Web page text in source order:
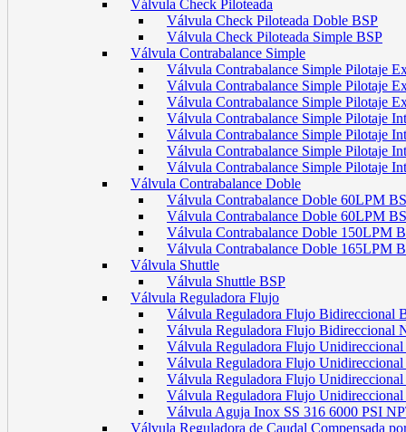
Válvula Check Piloteada
Válvula Check Piloteada Doble BSP
Válvula Check Piloteada Simple BSP
Válvula Contrabalance Simple
Válvula Contrabalance Simple Pilotaje
Válvula Contrabalance Simple Pilotaje
Válvula Contrabalance Simple Pilotaje
Válvula Contrabalance Simple Pilotaje
Válvula Contrabalance Simple Pilotaje
Válvula Contrabalance Simple Pilotaje
Válvula Contrabalance Simple Pilotaje
Válvula Contrabalance Doble
Válvula Contrabalance Doble 60LPM
Válvula Contrabalance Doble 60LPM
Válvula Contrabalance Doble 150LPM
Válvula Contrabalance Doble 165LPM
Válvula Shuttle
Válvula Shuttle BSP
Válvula Reguladora Flujo
Válvula Reguladora Flujo Bidireccional
Válvula Reguladora Flujo Bidireccional
Válvula Reguladora Flujo Unidireccional
Válvula Reguladora Flujo
Válvula Reguladora Flujo
Válvula Reguladora Flujo Unidireccional
Válvula Aguja Inox SS 316 6000 PSI
Válvula Reguladora de Caudal Compensada